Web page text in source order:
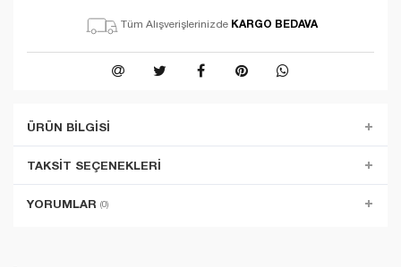
Tüm Alışverişlerinizde KARGO BEDAVA
ÜRÜN BILGISI
TAKSIT SEÇENEKLERI
YORUMLAR (0)